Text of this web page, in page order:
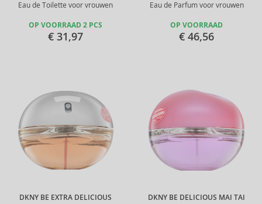
Eau de Toilette voor vrouwen
OP VOORRAAD 2 PCS
€ 31,97
Eau de Parfum voor vrouwen
OP VOORRAAD
€ 46,56
DKNY BE EXTRA DELICIOUS DKNY BE DELICIOUS MAI TAI